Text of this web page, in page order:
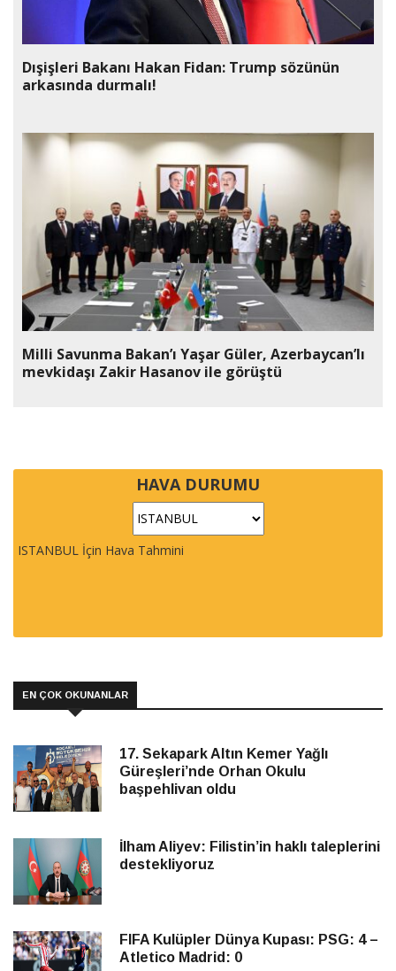
Dışişleri Bakanı Hakan Fidan: Trump sözünün
arkasında durmalı!
Milli Savunma Bakan’ı Yaşar Güler, Azerbaycan’lı
mevkidaşı Zakir Hasanov ile görüştü
HAVA DURUMU
ISTANBUL İçin Hava Tahmini
EN ÇOK OKUNANLAR
17. Sekapark Altın Kemer Yağlı
Güreşleri’nde Orhan Okulu
başpehlivan oldu
İlham Aliyev: Filistin’in haklı taleplerini
destekliyoruz
FIFA Kulüpler Dünya Kupası: PSG: 4 –
Atletico Madrid: 0